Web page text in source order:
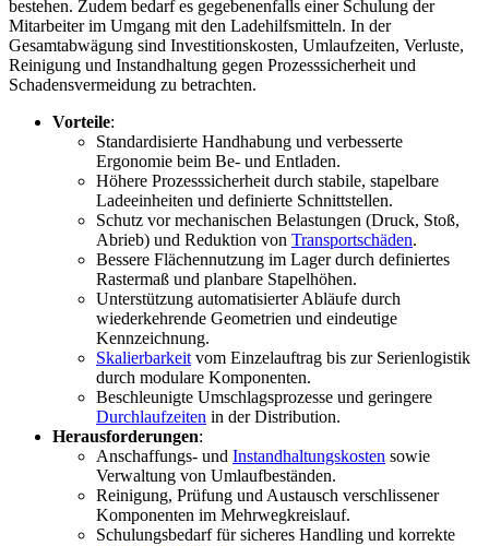
bestehen. Zudem bedarf es gegebenenfalls einer Schulung der
Mitarbeiter im Umgang mit den Ladehilfsmitteln. In der
Gesamtabwägung sind Investitionskosten, Umlaufzeiten, Verluste,
Reinigung und Instandhaltung gegen Prozesssicherheit und
Schadensvermeidung zu betrachten.
Vorteile:
Standardisierte Handhabung und verbesserte
Ergonomie beim Be- und Entladen.
Höhere Prozesssicherheit durch stabile, stapelbare
Ladeeinheiten und definierte Schnittstellen.
Schutz vor mechanischen Belastungen (Druck, Stoß,
Abrieb) und Reduktion von Transportschäden.
Bessere Flächennutzung im Lager durch definiertes
Rastermaß und planbare Stapelhöhen.
Unterstützung automatisierter Abläufe durch
wiederkehrende Geometrien und eindeutige
Kennzeichnung.
Skalierbarkeit vom Einzelauftrag bis zur Serienlogistik
durch modulare Komponenten.
Beschleunigte Umschlagsprozesse und geringere
Durchlaufzeiten in der Distribution.
Herausforderungen:
Anschaffungs- und Instandhaltungskosten sowie
Verwaltung von Umlaufbeständen.
Reinigung, Prüfung und Austausch verschlissener
Komponenten im Mehrwegkreislauf.
Schulungsbedarf für sicheres Handling und korrekte